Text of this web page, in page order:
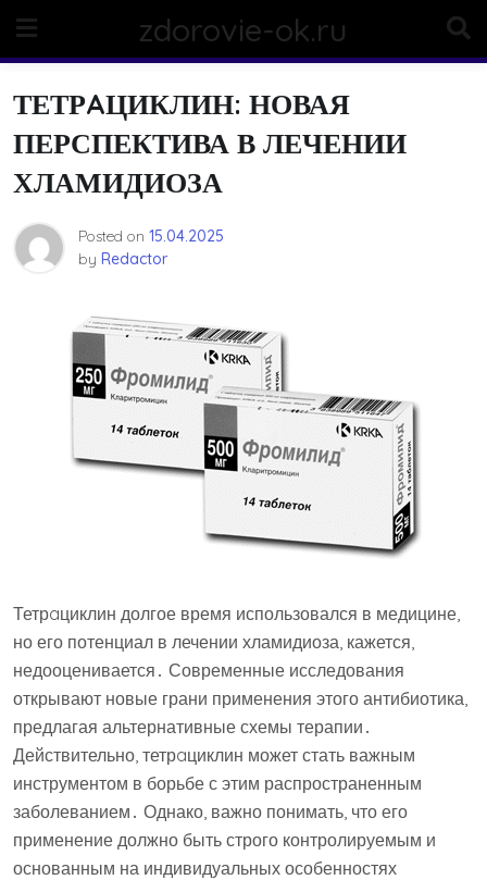
content
zdorovie-ok.ru
ТЕТРAЦИКЛИН: НОВАЯ
ПЕРСПЕКТИВА В ЛЕЧЕНИИ
ХЛАМИДИОЗА
Posted on 15.04.2025
by Redactor
Тетрaциклин долгое время использовался в медицине,
но его потенциал в лечении хламидиоза, кажется,
недооценивается․ Современные исследования
открывают новые грани применения этого антибиотика,
предлагая альтернативные схемы терапии․
Действительно, тетрaциклин может стать важным
инструментом в борьбе с этим распространенным
заболеванием․ Однако, важно понимать, что его
применение должно быть строго контролируемым и
основанным на индивидуальных особенностях